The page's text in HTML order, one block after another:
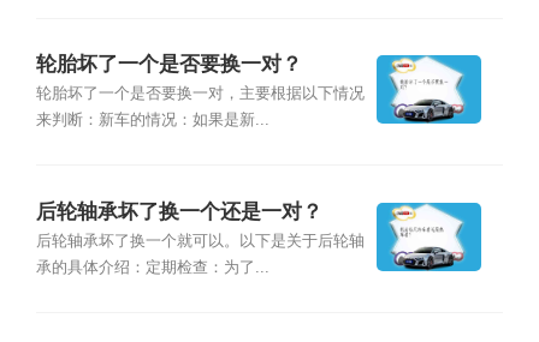
轮胎坏了一个是否要换一对？
轮胎坏了一个是否要换一对，主要根据以下情况
来判断：新车的情况：如果是新...
后轮轴承坏了换一个还是一对？
后轮轴承坏了换一个就可以。以下是关于后轮轴
承的具体介绍：定期检查：为了...